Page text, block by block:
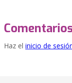
Haz el inicio de